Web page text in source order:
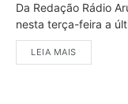
Da Redação Rádio
nesta terça-feira a
LEIA MAIS